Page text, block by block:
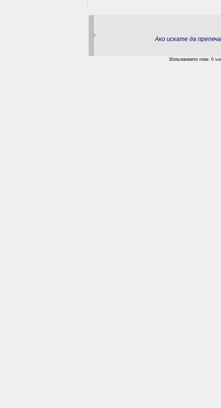
Ако искате да
Изпълнението отне: 0